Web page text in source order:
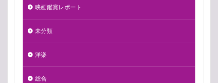
映画鑑賞レポート
未分類
洋楽
総合